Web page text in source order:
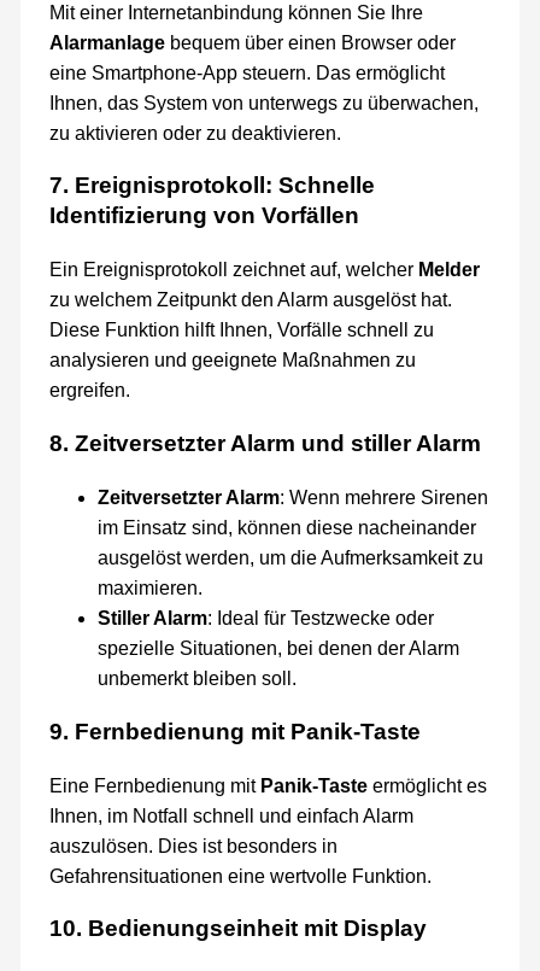
Mit einer Internetanbindung können Sie Ihre
Alarmanlagebequem über einen Browser oder
eine Smartphone-App steuern. Das ermöglicht
Ihnen, das System von unterwegs zu überwachen,
zu aktivieren oder zu deaktivieren.
7. Ereignisprotokoll: Schnelle
Identifizierung von Vorfällen
Ein Ereignisprotokoll zeichnet auf, welcher Melder
zu welchem Zeitpunkt den Alarm ausgelöst hat.
Diese Funktion hilft Ihnen, Vorfälle schnell zu
analysieren und geeignete Maßnahmen zu
ergreifen.
8. Zeitversetzter Alarm und stiller Alarm
Zeitversetzter Alarm: Wenn mehrere Sirenen
im Einsatz sind, können diese nacheinander
ausgelöst werden, um die Aufmerksamkeit zu
maximieren.
Stiller Alarm: Ideal für Testzwecke oder
spezielle Situationen, bei denen der Alarm
unbemerkt bleiben soll.
9. Fernbedienung mit Panik-Taste
Eine Fernbedienung mit Panik-Tasteermöglicht es
Ihnen, im Notfall schnell und einfach Alarm
auszulösen. Dies ist besonders in
Gefahrensituationen eine wertvolle Funktion.
10. Bedienungseinheit mit Display